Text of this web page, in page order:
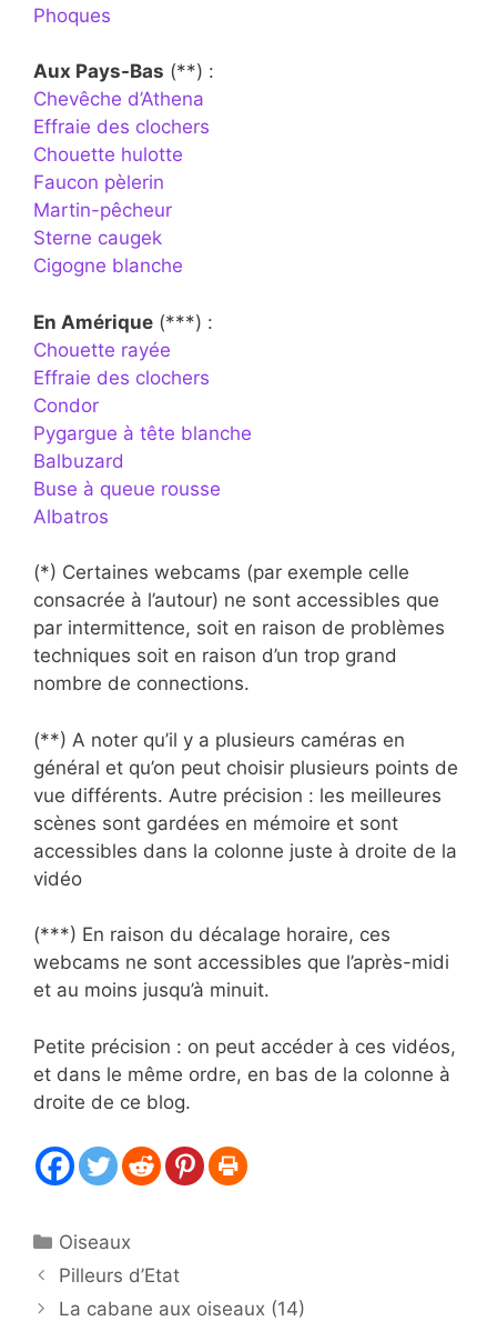
Phoques
Aux Pays-Bas (**) :
Chevêche d’Athena
Effraie des clochers
Chouette hulotte
Faucon pèlerin
Martin-pêcheur
Sterne caugek
Cigogne blanche
En Amérique (***) :
Chouette rayée
Effraie des clochers
Condor
Pygargue à tête blanche
Balbuzard
Buse à queue rousse
Albatros
(*) Certaines webcams (par exemple celle
consacrée à l’autour) ne sont accessibles que
par intermittence, soit en raison de problèmes
techniques soit en raison d’un trop grand
nombre de connections.
(**) A noter qu’il y a plusieurs caméras en
général et qu’on peut choisir plusieurs points de
vue différents. Autre précision : les meilleures
scènes sont gardées en mémoire et sont
accessibles dans la colonne juste à droite de la
vidéo
(***) En raison du décalage horaire, ces
webcams ne sont accessibles que l’après-midi
et au moins jusqu’à minuit.
Petite précision : on peut accéder à ces vidéos,
et dans le même ordre, en bas de la colonne à
droite de ce blog.
Catégories
Oiseaux
Pilleurs d’Etat
La cabane aux oiseaux (14)